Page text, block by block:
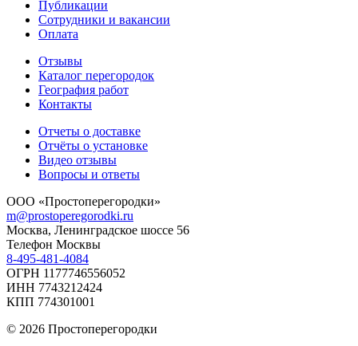
Публикации
Сотрудники и вакансии
Оплата
Отзывы
Каталог перегородок
География работ
Контакты
Отчеты о доставке
Отчёты о установке
Видео отзывы
Вопросы и ответы
ООО «Простоперегородки»
m@prostoperegorodki.ru
Москва, Ленинградское шоссе 56
Телефон Москвы
8-495-481-4084
ОГРН 1177746556052
ИНН 7743212424
КПП 774301001
© 2026 Простоперегородки